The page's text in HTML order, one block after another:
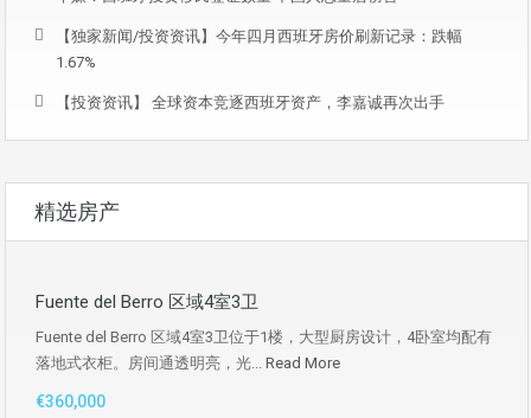
【独家新闻/投资资讯】今年四月西班牙房价刷新记录：跌幅
1.67%
【投资资讯】 全球资本竞逐西班牙资产，李嘉诚再次出手
精选房产
Fuente del Berro 区域4室3卫
Fuente del Berro 区域4室3卫位于1楼，大型厨房设计，4卧室均配有
落地式衣柜。房间通透明亮，光... Read More
€360,000